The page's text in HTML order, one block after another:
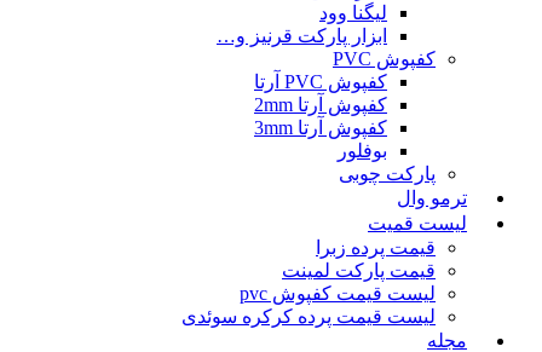
لیگنا وود
ابزار پارکت قرنیز و…
کفپوش PVC
کفپوش PVC آرتا
کفپوش آرتا 2mm
کفپوش آرتا 3mm
بوفلور
پارکت چوبی
ترمو وال
لیست قمیت
قیمت پرده زبرا
قیمت پارکت لمینت
لیست قیمت کفپوش pvc
لیست قیمت پرده کرکره سوئدی
مجله